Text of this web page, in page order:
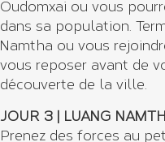
Oudomxai ou vous
dans sa population.
Namtha ou vous
vous reposer avant de
découverte de la ville.
JOUR 3 | LUANG
Prenez des forces au